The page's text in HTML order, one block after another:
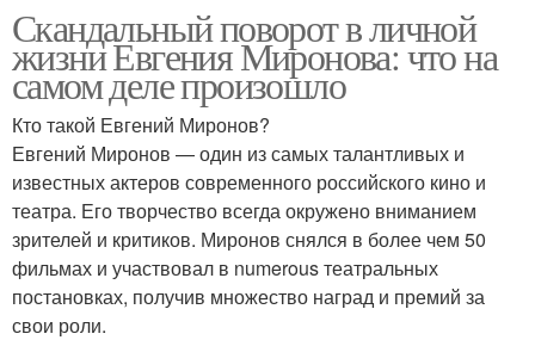
Предыдущие скандалы Скандалы в жизни
Скандальный поворот в личной
жизни Евгения Миронова: что на
самом деле произошло
Кто такой Евгений Миронов?
Евгений Миронов — один из самых талантливых и
известных актеров современного российского кино и
театра. Его творчество всегда окружено вниманием
зрителей и критиков. Миронов снялся в более чем 50
фильмах и участвовал в numerous театральных
постановках, получив множество наград и премий за
свои роли.